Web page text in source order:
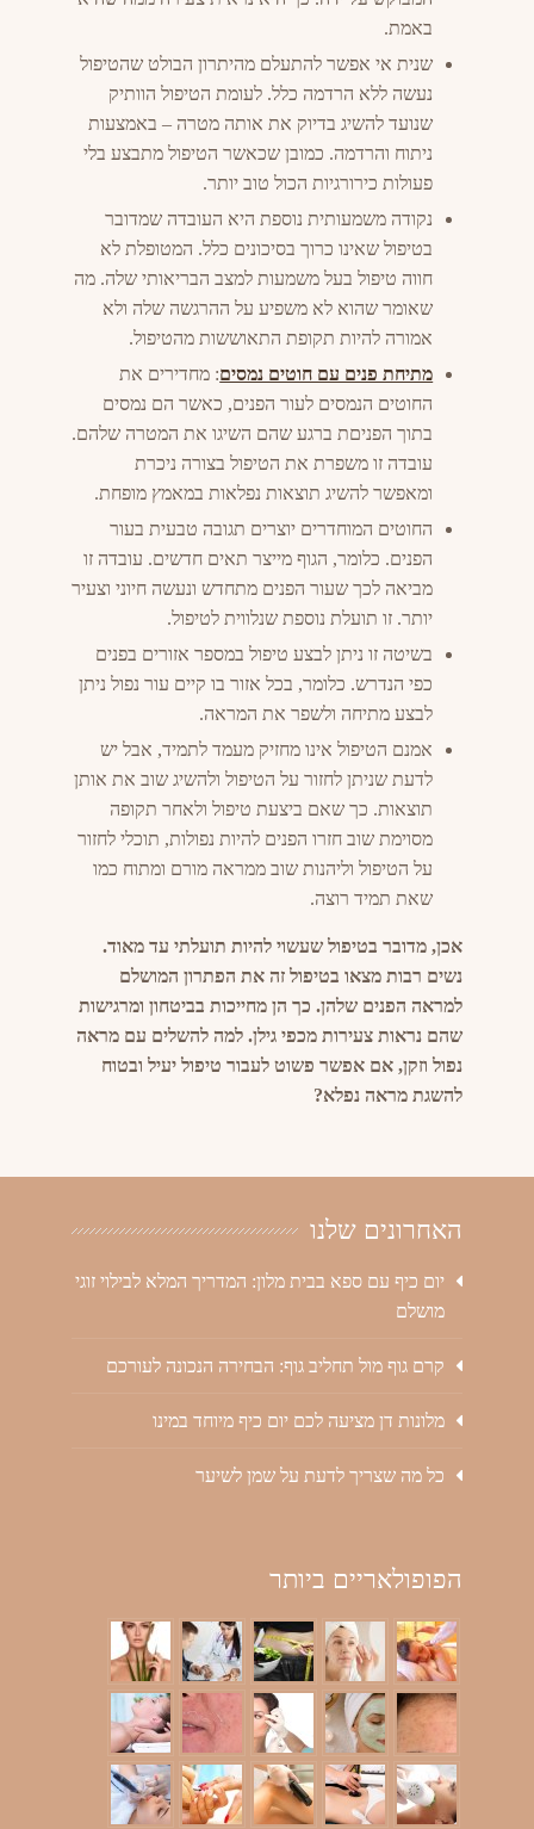
באמת.
שנית אי אפשר להתעלם מהיתרון הבולט שהטיפול
נעשה ללא הרדמה כלל. לעומת הטיפול הוותיק
שנועד להשיג בדיוק את אותה מטרה – באמצעות
ניתוח והרדמה. כמובן שכאשר הטיפול מתבצע בלי
פעולות כירורגיות הכול טוב יותר.
נקודה משמעותית נוספת היא העובדה שמדובר
בטיפול שאינו כרוך בסיכונים כלל. המטופלת לא
חווה טיפול בעל משמעות למצב הבריאותי שלה. מה
שאומר שהוא לא משפיע על ההרגשה שלה ולא
אמורה להיות תקופת התאוששות מהטיפול.
מתיחת פנים עם חוטים נמסים: מחדירים את
החוטים הנמסים לעור הפנים, כאשר הם נמסים
בתוך הפניםת ברגע שהם השיגו את המטרה שלהם.
עובדה זו משפרת את הטיפול בצורה ניכרת
ומאפשר להשיג תוצאות נפלאות במאמץ מופחת.
החוטים המוחדרים יוצרים תגובה טבעית בעור
הפנים. כלומר, הגוף מייצר תאים חדשים. עובדה זו
מביאה לכך שעור הפנים מתחדש ונעשה חיוני וצעיר
יותר. זו תועלת נוספת שנלווית לטיפול.
בשיטה זו ניתן לבצע טיפול במספר אזורים בפנים
כפי הנדרש. כלומר, בכל אזור בו קיים עור נפול ניתן
לבצע מתיחה ולשפר את המראה.
אמנם הטיפול אינו מחזיק מעמד לתמיד, אבל יש
לדעת שניתן לחזור על הטיפול ולהשיג שוב את אותן
תוצאות. כך שאם ביצעת טיפול ולאחר תקופה
מסוימת שוב חזרו הפנים להיות נפולות, תוכלי לחזור
על הטיפול וליהנות שוב ממראה מורם ומתוח כמו
שאת תמיד רוצה.
אכן, מדובר בטיפול שעשוי להיות תועלתי עד מאוד.
נשים רבות מצאו בטיפול זה את הפתרון המושלם
למראה הפנים שלהן. כך הן מחייכות בביטחון ומרגישות
שהם נראות צעירות מכפי גילן. למה להשלים עם מראה
נפול וזקן, אם אפשר פשוט לעבור טיפול יעיל ובטוח
להשגת מראה נפלא?
האחרונים שלנו
יום כיף עם ספא בבית מלון: המדריך המלא לבילוי זוגי
מושלם
קרם גוף מול תחליב גוף: הבחירה הנכונה לעורכם
מלונות דן מציעה לכם יום כיף מיוחד במינו
כל מה שצריך לדעת על שמן לשיער
הפופולאריים ביותר